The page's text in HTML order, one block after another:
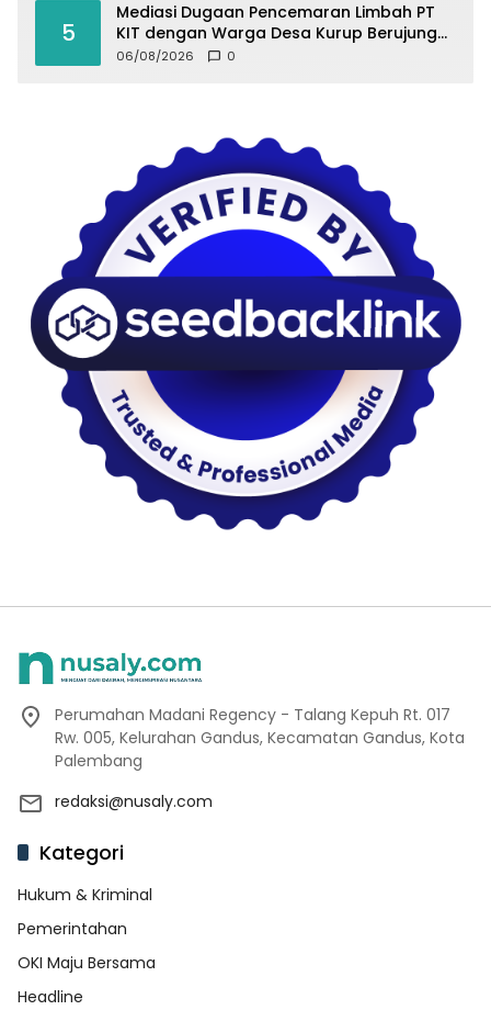
5
Mediasi Dugaan Pencemaran Limbah PT
KIT dengan Warga Desa Kurup Berujung
Buntu
06/08/2026 0
Perumahan Madani Regency - Talang Kepuh Rt. 017
Rw. 005, Kelurahan Gandus, Kecamatan Gandus, Kota
Palembang
redaksi@nusaly.com
Kategori
Hukum & Kriminal
Pemerintahan
OKI Maju Bersama
Headline